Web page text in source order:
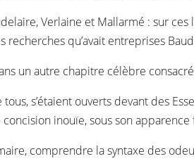
Verlaine et Mallarmé : sur
recherches qu’avait entreprises
un autre chapitre célèbre
s’étaient ouverts devant des
inouïe, sous son apparence
comprendre la syntaxe des